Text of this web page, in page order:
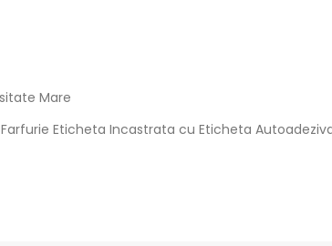
Mare
Eticheta Incastrata cu Eticheta